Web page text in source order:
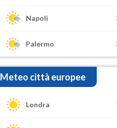
Napoli
Palermo
Meteo città europee
Londra